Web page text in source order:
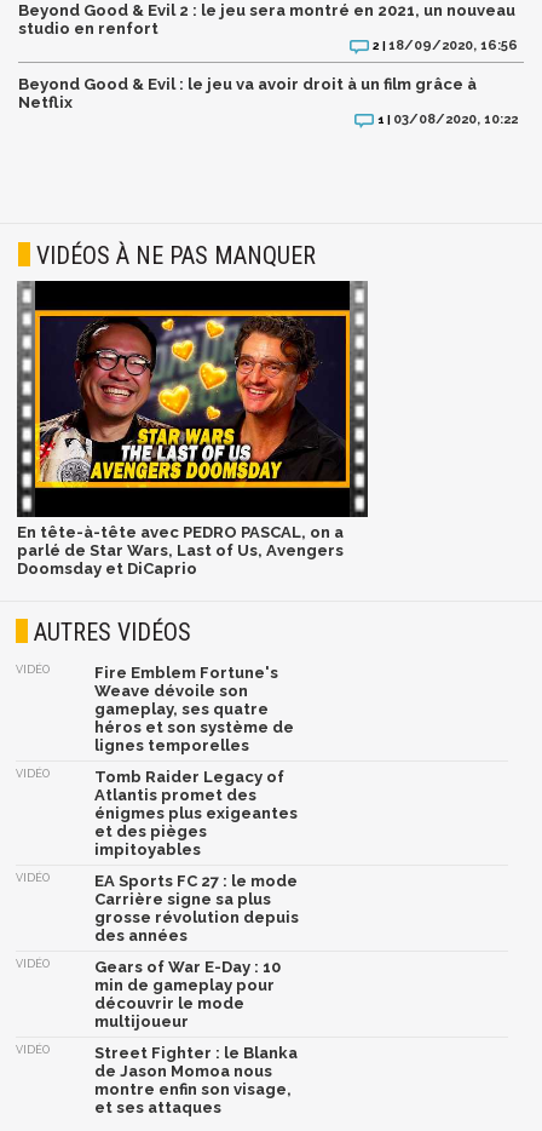
Beyond Good & Evil 2 : le jeu sera montré en 2021, un nouveau
studio en renfort
2 | 18/09/2020, 16:56
Beyond Good & Evil : le jeu va avoir droit à un film grâce à
Netflix
1 | 03/08/2020, 10:22
VIDÉOS À NE PAS MANQUER
En tête-à-tête avec PEDRO PASCAL, on a
parlé de Star Wars, Last of Us, Avengers
Doomsday et DiCaprio
AUTRES VIDÉOS
VIDÉO
Fire Emblem Fortune's
Weave dévoile son
gameplay, ses quatre
héros et son système de
lignes temporelles
VIDÉO
Tomb Raider Legacy of
Atlantis promet des
énigmes plus exigeantes
et des pièges
impitoyables
VIDÉO
EA Sports FC 27 : le mode
Carrière signe sa plus
grosse révolution depuis
des années
VIDÉO
Gears of War E-Day : 10
min de gameplay pour
découvrir le mode
multijoueur
VIDÉO
Street Fighter : le Blanka
de Jason Momoa nous
montre enfin son visage,
et ses attaques